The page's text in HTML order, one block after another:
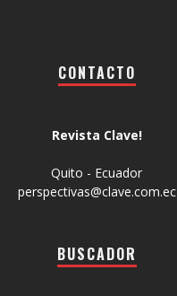
CONTACTO
Revista Clave!
Quito - Ecuador
perspectivas@clave.com.ec
BUSCADOR